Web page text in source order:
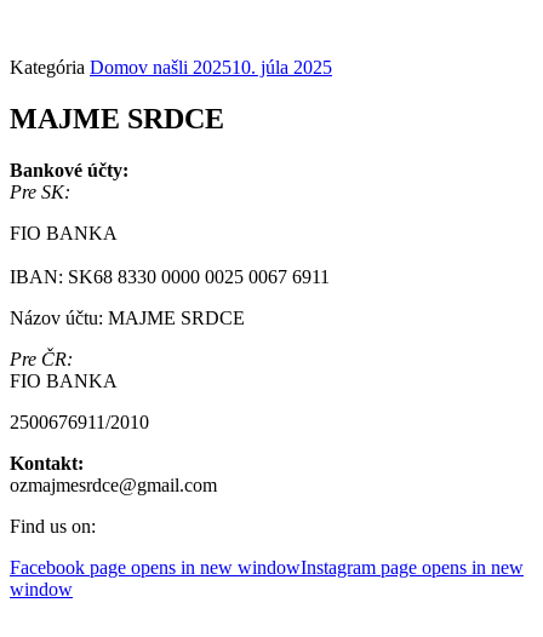
Kategória Domov našli 202510. júla 2025
MAJME SRDCE
Bankové účty:
Pre SK:
FIO BANKA
IBAN: SK68 8330 0000 0025 0067 6911
Názov účtu: MAJME SRDCE
Pre ČR:
FIO BANKA
2500676911/2010
Kontakt:
ozmajmesrdce@gmail.com
Find us on:
Facebook page opens in new windowInstagram page opens in new
window